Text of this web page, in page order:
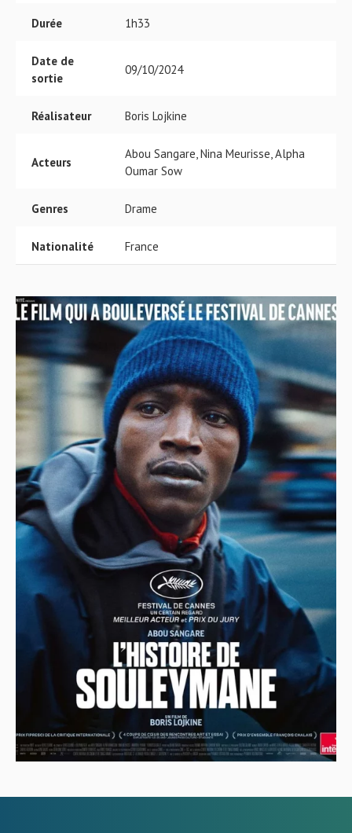
Durée 1h33
Date de
sortie
09/10/2024
Réalisateur Boris Lojkine
Acteurs
Abou Sangare, Nina Meurisse, Alpha
Oumar Sow
Genres Drame
Nationalité France